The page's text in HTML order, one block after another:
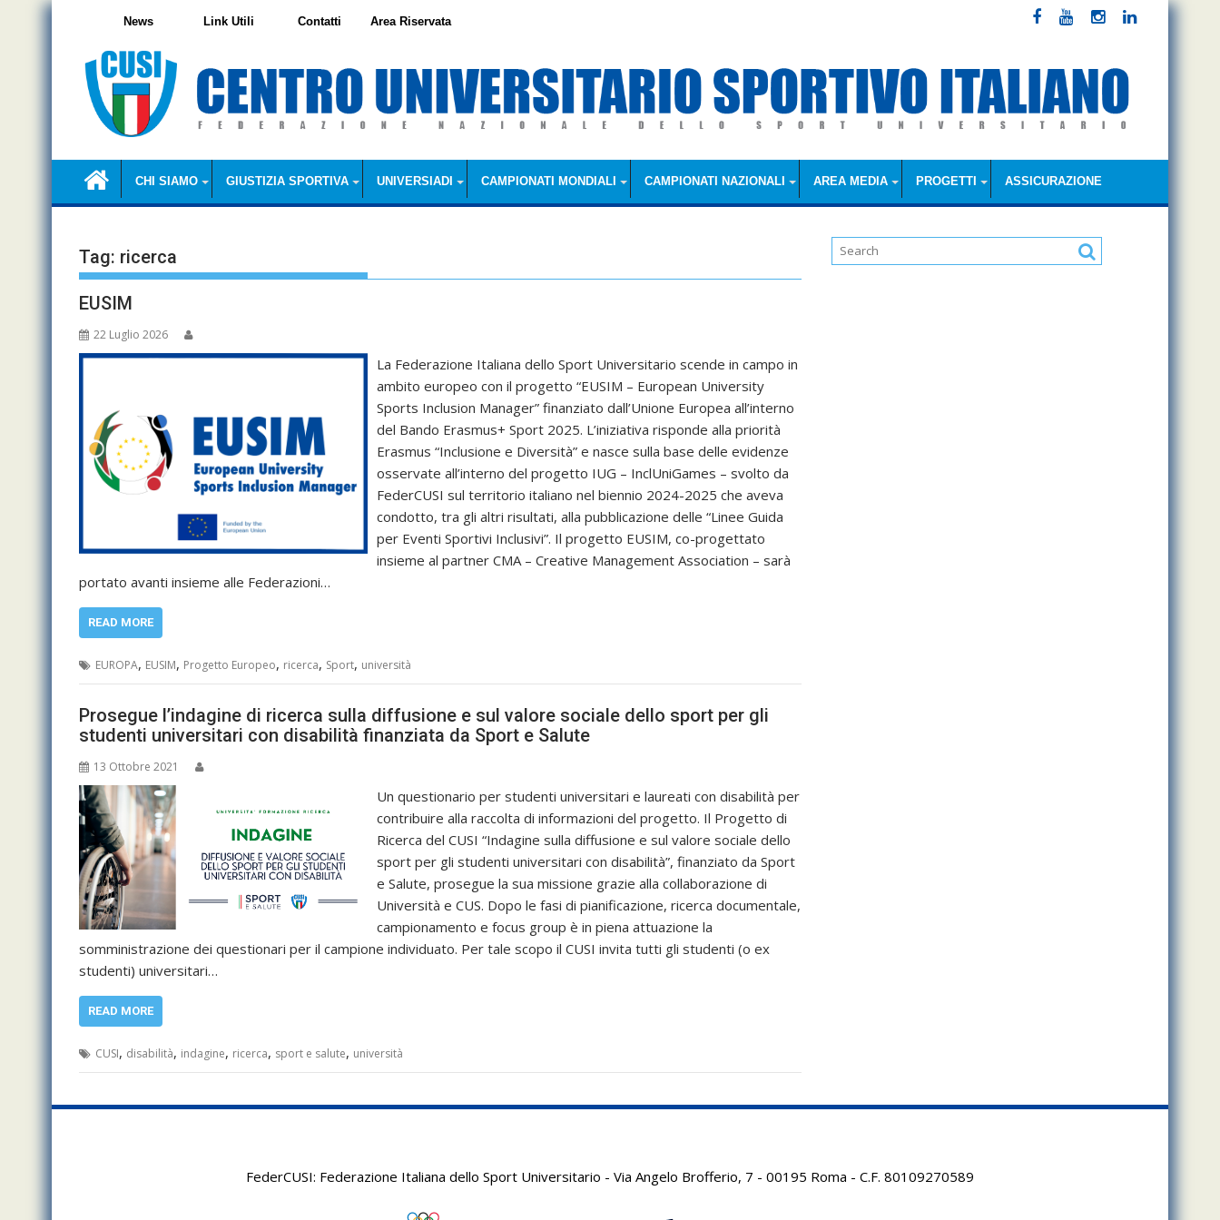
Skip
CHI SIAMO GIUSTIZIA SPORTIVA UNIVERSIADI CAMPIONATI MONDIALI CAMPIONATI NAZIONALI AREA MEDIA PROGETTI ASSICURAZIONE
News Link Utili Contatti Area Riservata
Tag: ricerca
EUSIM
22 Luglio 2026
La Federazione Italiana dello Sport Universitario scende in campo in
ambito europeo con il progetto “EUSIM – European University
Sports Inclusion Manager” finanziato dall’Unione Europea all’interno
del Bando Erasmus+ Sport 2025. L’iniziativa risponde alla priorità
Erasmus “Inclusione e Diversità” e nasce sulla base delle evidenze
osservate all’interno del progetto IUG – InclUniGames – svolto da
FederCUSI sul territorio italiano nel biennio 2024-2025 che aveva
condotto, tra gli altri risultati, alla pubblicazione delle “Linee Guida
per Eventi Sportivi Inclusivi”. Il progetto EUSIM, co-progettato
insieme al partner CMA – Creative Management Association – sarà
portato avanti insieme alle Federazioni…
READ MORE
EUROPA, EUSIM, Progetto Europeo, ricerca, Sport, università
Prosegue l’indagine di ricerca sulla diffusione e sul valore sociale dello sport per gli
studenti universitari con disabilità finanziata da Sport e Salute
13 Ottobre 2021
Un questionario per studenti universitari e laureati con disabilità per
contribuire alla raccolta di informazioni del progetto. Il Progetto di
Ricerca del CUSI “Indagine sulla diffusione e sul valore sociale dello
sport per gli studenti universitari con disabilità”, finanziato da Sport
e Salute, prosegue la sua missione grazie alla collaborazione di
Università e CUS. Dopo le fasi di pianificazione, ricerca documentale,
campionamento e focus group è in piena attuazione la
somministrazione dei questionari per il campione individuato. Per tale scopo il CUSI invita tutti gli studenti (o ex
studenti) universitari…
READ MORE
CUSI, disabilità, indagine, ricerca, sport e salute, università
FederCUSI: Federazione Italiana dello Sport Universitario - Via Angelo Brofferio, 7 - 00195 Roma - C.F. 80109270589